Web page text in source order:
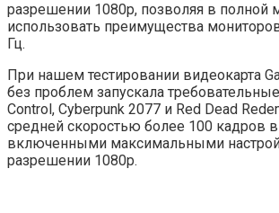
разрешении 1080p, позволяя в полной
использовать преимущества
Гц.
При нашем тестировании видеокарта
без проблем запускала
Control, Cyberpunk 2077 и Red Dead
средней скоростью более 100 кадров
включенными максимальными
разрешении 1080p.